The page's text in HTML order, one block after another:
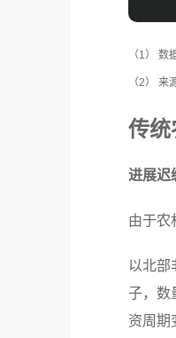
（1）
（2）
传统
进展迟
由于农
以北部
子，数
资周期